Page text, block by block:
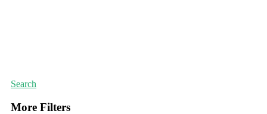
Search
More Filters